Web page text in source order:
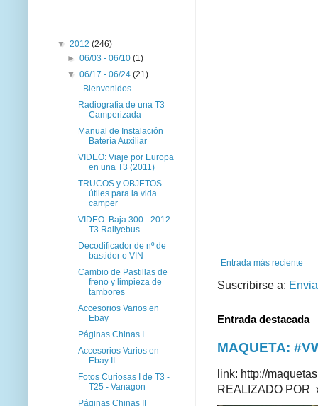
Entrada más reciente
Suscribirse a:
Entrada destacada
MAQUETA:
link: http://
REALIZADO POR
▼ 2012 (246)
►06/03 - 06/10(1)
▼06/17 - 06/24(21)
- Bienvenidos
Radiografia de una T3
Camperizada
Manual de Instalación
Batería Auxiliar
VIDEO: Viaje por Europa
en una T3 (2011)
TRUCOS y OBJETOS
útiles para la vida
camper
VIDEO: Baja 300 - 2012:
T3 Rallyebus
Decodificador de nº de
bastidor o VIN
Cambio de Pastillas de
freno y limpieza de
tambores
Accesorios Varios en
Ebay
Páginas Chinas I
Accesorios Varios en
Ebay II
Fotos Curiosas I de T3 -
T25 - Vanagon
Páginas Chinas II